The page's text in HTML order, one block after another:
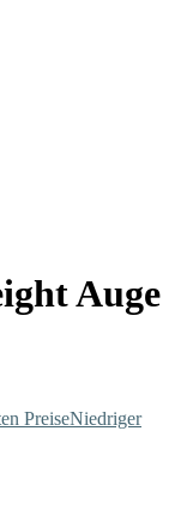
Auge
PreiseNiedriger